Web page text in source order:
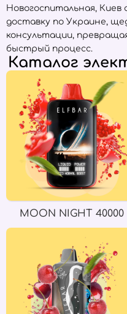
Новогоспитальная,
доставку по Украине,
консультации,
быстрый процесс.
Каталог
MOON NIGHT 40000